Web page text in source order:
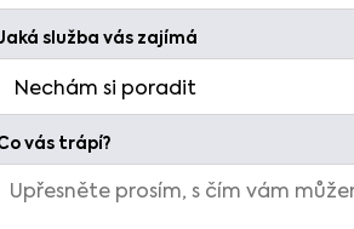
služba vás zajímá
vás trápí?